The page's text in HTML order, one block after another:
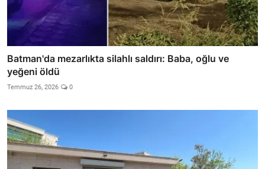
Batman'da mezarlıkta silahlı saldırı: Baba, oğlu ve
yeğeni öldü
Temmuz 26, 2026 0